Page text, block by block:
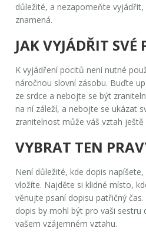
důležité, a nezapomeňte
znamená.
JAK VYJÁDŘIT SVÉ
K vyjádření pocitů není nutné
náročnou slovní zásobu. Buďte
ze srdce a nebojte se být
na ní záleží, a nebojte se ukázat
zranitelnost může váš vztah ještě
VYBRAT TEN
Není důležité, kde dopis
vložíte. Najděte si klidné místo,
věnujte psaní dopisu patřičný
dopis by mohl být pro vaši sestru
vašem vzájemném vztahu.